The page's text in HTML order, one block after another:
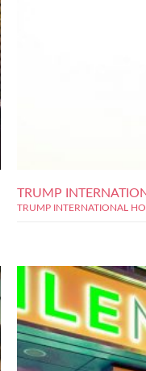
TRUMP
TRUMP INTERNATIONAL